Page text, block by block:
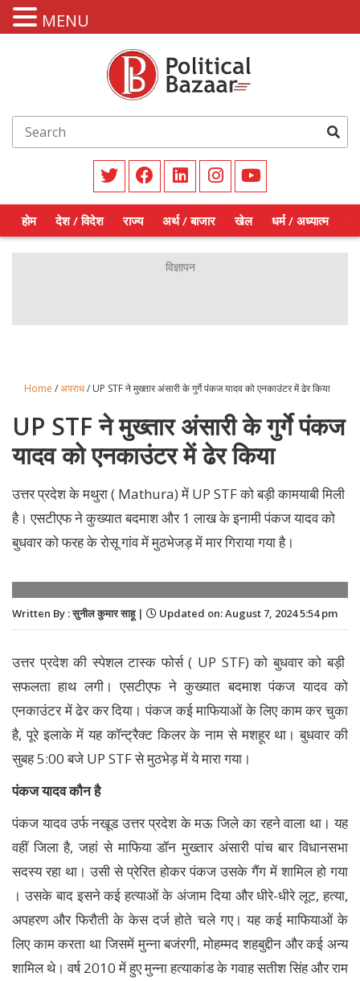
होम देश / विदेश राज्य अर्थ / बाजार खेल धर्म / अध्यात्म
Home /अपराध/ UP STF ने मुख्तार अंसारी के गुर्गे पंकज यादव को एनकाउंटर में ढेर किया
UP STF ने मुख्तार अंसारी के गुर्गे पंकज
यादव को एनकाउंटर में ढेर किया
उत्तर प्रदेश के मथुरा ( Mathura) में UP STF को बड़ी कामयाबी मिली
है। एसटीएफ ने कुख्यात बदमाश और 1 लाख के इनामी पंकज यादव को
बुधवार को फरह के रोसू गांव में मुठभेजड़ में मार गिराया गया है।
Written By : सुनील कुमार साहू | Updated on: August 7, 2024 5:54 pm
उत्तर प्रदेश की स्पेशल टास्क फोर्स ( UP STF) को बुधवार को बड़ी
सफलता हाथ लगी। एसटीएफ ने कुख्यात बदमाश पंकज यादव को
एनकाउंटर में ढेर कर दिया। पंकज कई माफियाओं के लिए काम कर चुका
है, पूरे इलाके में यह कॉन्ट्रैक्ट किलर के नाम से मशहूर था। बुधवार की
सुबह 5:00 बजे UP STF से मुठभेड़ में ये मारा गया।
पंकज यादव कौन है
पंकज यादव उर्फ नखूड उत्तर प्रदेश के मऊ जिले का रहने वाला था। यह
वहीं जिला है, जहां से माफिया डॉन मुख्तार अंसारी पांच बार विधानसभा
सदस्य रहा था। उसी से प्रेरित होकर पंकज उसके गैंग में शामिल हो गया
। उसके बाद इसने कई हत्याओं के अंजाम दिया और धीरे-धीरे लूट, हत्या,
अपहरण और फिरौती के केस दर्ज होते चले गए। यह कई माफियाओं के
लिए काम करता था जिसमें मुन्ना बजंरगी, मोहम्मद शहबुद्दीन और कई अन्य
शामिल थे। वर्ष 2010 में हुए मुन्ना हत्याकांड के गवाह सतीश सिंह और राम
MENU